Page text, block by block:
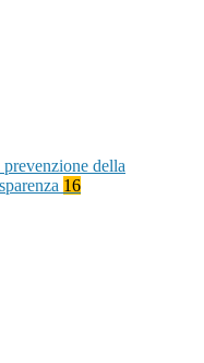
della
16